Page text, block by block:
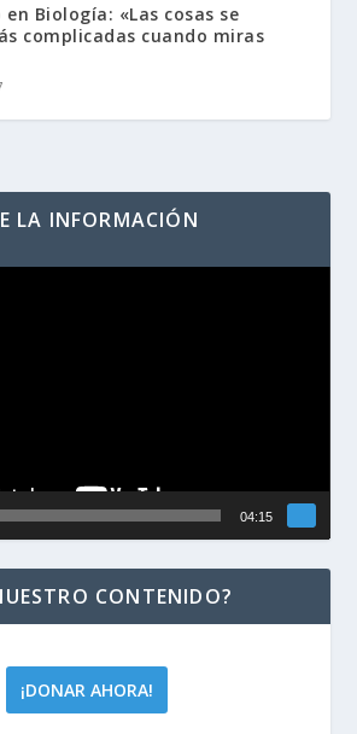
Biología: «Las cosas se
complicadas cuando miras
LA INFORMACIÓN
04:15
CONTENIDO?
¡DONAR AHORA!